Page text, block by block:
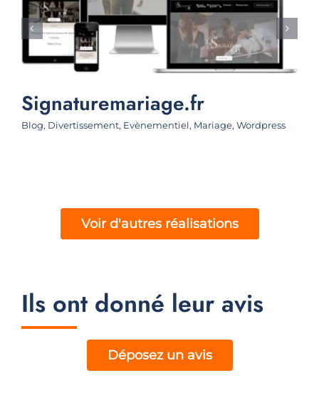
Signaturemariage.fr
Blog, Divertissement, Evènementiel, Mariage, Wordpress
Voir d'autres réalisations
Ils ont donné leur avis
Déposez un avis